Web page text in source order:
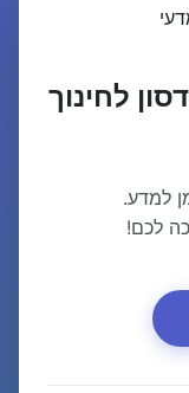
לחינוך
למדע.
לכם!